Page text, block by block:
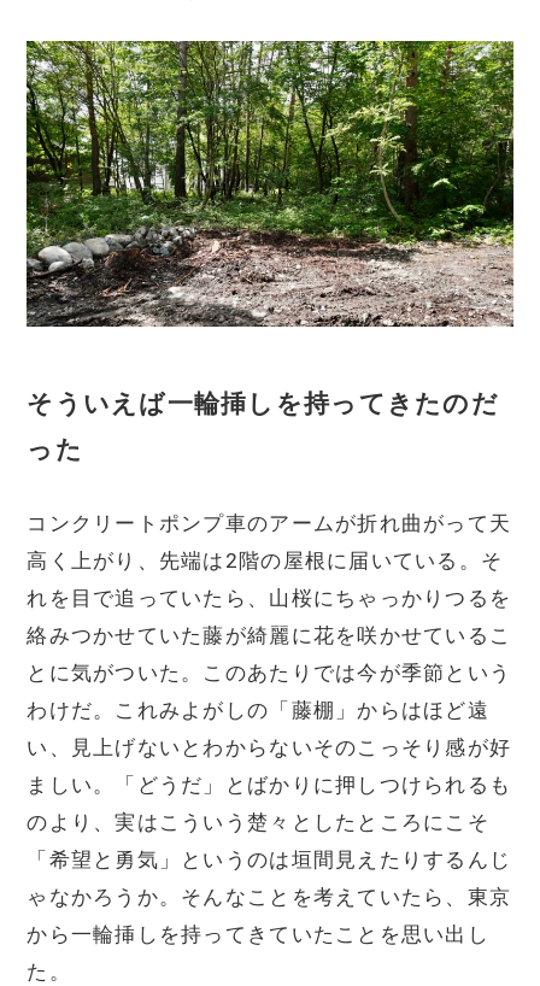
そういえば一輪挿しを持ってきたのだ
った
コンクリートポンプ車のアームが折れ曲がって天
高く上がり、先端は2階の屋根に届いている。そ
れを目で追っていたら、山桜にちゃっかりつるを
絡みつかせていた藤が綺麗に花を咲かせているこ
とに気がついた。このあたりでは今が季節という
わけだ。これみよがしの「藤棚」からはほど遠
い、見上げないとわからないそのこっそり感が好
ましい。「どうだ」とばかりに押しつけられるも
のより、実はこういう楚々としたところにこそ
「希望と勇気」というのは垣間見えたりするんじ
ゃなかろうか。そんなことを考えていたら、東京
から一輪挿しを持ってきていたことを思い出し
た。